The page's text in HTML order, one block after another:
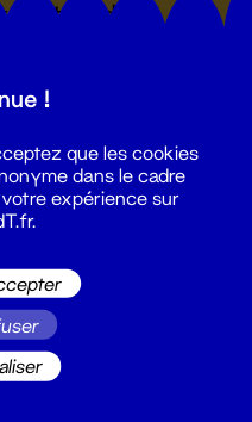
du
!
que les cookies
dans le cadre
expérience sur